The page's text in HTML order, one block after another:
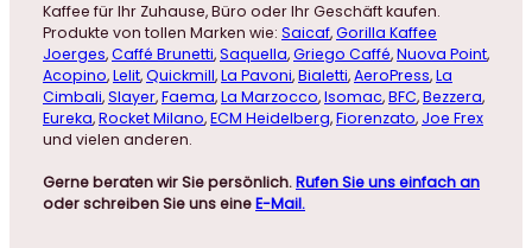
Kaffee für Ihr Zuhause, Büro oder Ihr Geschäft kaufen.
Produkte von tollen Marken wie: Saicaf,Gorilla Kaffee
Joerges,Caffé Brunetti,Saquella,Griego Caffé,Nuova Point,
Acopino,Lelit,Quickmill,La Pavoni,Bialetti,AeroPress,La
Cimbali,Slayer,Faema,La Marzocco,Isomac,BFC,Bezzera,
Eureka,Rocket Milano,ECM Heidelberg,Fiorenzato, Joe Frex
und vielen anderen.
Gerne beraten wir Sie persönlich.Rufen Sie uns einfach an
oder schreiben Sie uns eineE-Mail.